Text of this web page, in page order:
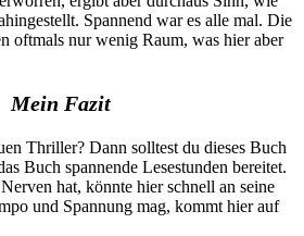
Spannend war es alle mal. Die
oftmals nur wenig Raum, was hier aber
Mein Fazit
Thriller? Dann solltest du dieses Buch
Buch spannende Lesestunden bereitet.
hat, könnte hier schnell an seine
und Spannung mag, kommt hier auf